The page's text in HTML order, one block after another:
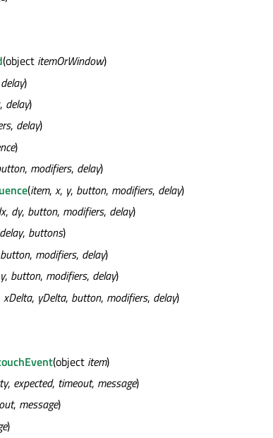
(object itemOrWindow)
delay)
, delay)
, delay)
)
, modifiers, delay)
(item, x, y, button, modifiers, delay)
, dy, button, modifiers, delay)
delay, buttons)
button, modifiers, delay)
y, button, modifiers, delay)
xDelta, yDelta, button, modifiers, delay)
(object item)
, expected, timeout, message)
, message)
)